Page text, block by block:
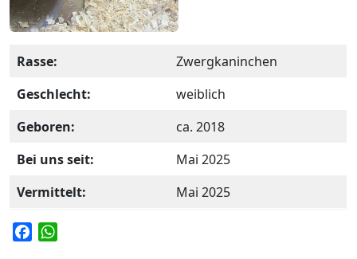
Rasse:
Zwergkaninchen
Geschlecht:
weiblich
Geboren:
ca. 2018
Bei uns seit:
Mai 2025
Vermittelt:
Mai 2025